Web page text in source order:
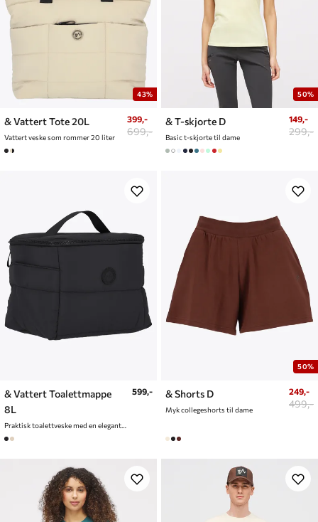
43%
& Vattert Tote 20L
Vattert veske som rommer 20 liter
399,-
699,-
50%
& T-skjorte D
Basic t-skjorte til dame
149,-
299,-
& Vattert Toalettmappe
8L
Praktisk toalettveske med en elegant og vattert finish
599,-
50%
& Shorts D
Myk collegeshorts til dame
249,-
499,-